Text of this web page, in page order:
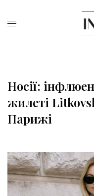
Носії:
жилеті
Парижі